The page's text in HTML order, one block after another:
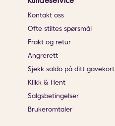
Kontakt oss
Ofte stiltes spørsmål
Frakt og retur
Angrerett
Sjekk saldo på ditt gavekort
Klikk & Hent
Salgsbetingelser
Brukeromtaler